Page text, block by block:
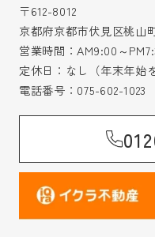
〒612-8012
京都府京都市伏見区桃山
営業時間：AM9:00～
定休日：なし（年末年始
電話番号： 075-602-1023